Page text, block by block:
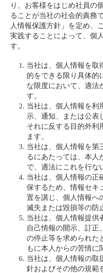
り、お客様をはじめ社員の
ることが当社の社会的責務
人情報保護方針」を定め、
実践することによって、個
す。
当社は、個人情報を取
的をできる限り具体的
な限度において、適法
す。
当社は、個人情報を利
示、通知、または公表
それに反する目的外利
ます。
当社は、個人情報を第
るにあたっては、本人
で、適法にこれを行な
当社は、個人情報の正
保するため、情報セキ
置を講じ、個人情報へ
滅失または毀損等の防
当社は、個人情報提供
自己情報の開示、訂正
の停止等を求められた
もに本人からの苦情に
当社は、個人情報の取
針およびその他の規範